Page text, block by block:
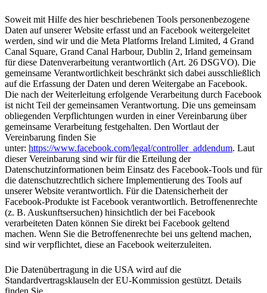
Soweit mit Hilfe des hier beschriebenen Tools personenbezogene
Daten auf unserer Website erfasst und an Facebook weitergeleitet
werden, sind wir und die Meta Platforms Ireland Limited, 4 Grand
Canal Square, Grand Canal Harbour, Dublin 2, Irland gemeinsam
für diese Datenverarbeitung verantwortlich (Art. 26 DSGVO). Die
gemeinsame Verantwortlichkeit beschränkt sich dabei ausschließlich
auf die Erfassung der Daten und deren Weitergabe an Facebook.
Die nach der Weiterleitung erfolgende Verarbeitung durch Facebook
ist nicht Teil der gemeinsamen Verantwortung. Die uns gemeinsam
obliegenden Verpflichtungen wurden in einer Vereinbarung über
gemeinsame Verarbeitung festgehalten. Den Wortlaut der
Vereinbarung finden Sie
unter: https://www.facebook.com/legal/controller_addendum. Laut
dieser Vereinbarung sind wir für die Erteilung der
Datenschutzinformationen beim Einsatz des Facebook-Tools und für
die datenschutzrechtlich sichere Implementierung des Tools auf
unserer Website verantwortlich. Für die Datensicherheit der
Facebook-Produkte ist Facebook verantwortlich. Betroffenenrechte
(z. B. Auskunftsersuchen) hinsichtlich der bei Facebook
verarbeiteten Daten können Sie direkt bei Facebook geltend
machen. Wenn Sie die Betroffenenrechte bei uns geltend machen,
sind wir verpflichtet, diese an Facebook weiterzuleiten.
Die Datenübertragung in die USA wird auf die
Standardvertragsklauseln der EU-Kommission gestützt. Details
finden Sie